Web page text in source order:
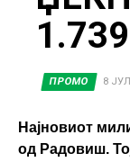
ПРОМО 8
Најновиот
од Радовиш.